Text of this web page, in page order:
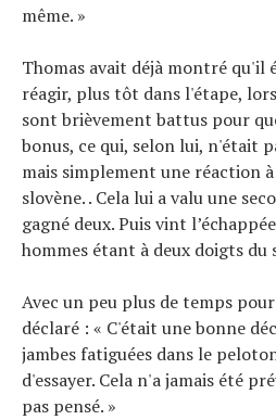
même. »
Thomas avait déjà montré
réagir, plus tôt dans l'étape,
sont brièvement battus pour
bonus, ce qui, selon lui, n'était
mais simplement une réaction
slovène. . Cela lui a valu une
gagné deux. Puis vint
hommes étant à deux doigts du
Avec un peu plus de temps
déclaré : « C'était une bonne
jambes fatiguées dans le
d'essayer. Cela n'a jamais été
pas pensé. »